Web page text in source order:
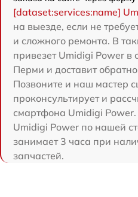
[dataset:services:name]
на выезде, если не
и сложного ремонта. В
привезет Umidigi Power в
Перми и доставит
Позвоните и наш мастер
проконсультирует и
смартфона Umidigi
Umidigi Power по нашей
занимает 3 часа при
запчастей.